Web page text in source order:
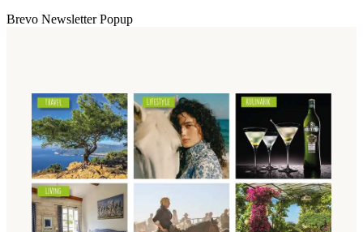
Brevo Newsletter Popup